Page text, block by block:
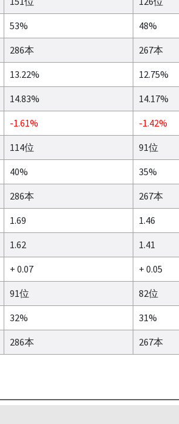
53% 48%
286本 267本
13.22% 12.75%
14.83% 14.17%
-1.61% -1.42%
114位 91位
40% 35%
286本 267本
1.69 1.46
1.62 1.41
+ 0.07 + 0.05
91位 82位
32% 31%
286本 267本